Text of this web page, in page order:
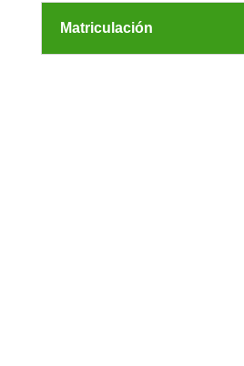
Matriculación